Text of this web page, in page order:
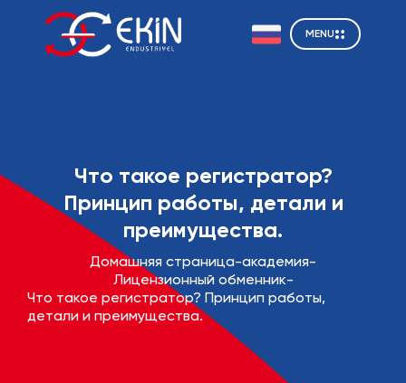
MENU
Что такое регистратор?
Принцип работы, детали и
преимущества.
Домашняя страница-академия-
Лицензионный обменник-
Что такое регистратор? Принцип работы,
детали и преимущества.